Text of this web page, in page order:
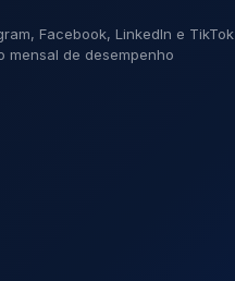
Facebook, LinkedIn e TikTok
mensal de desempenho